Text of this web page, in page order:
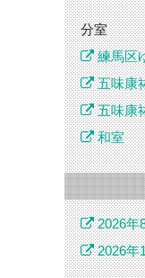
分室
練馬区
五味康
五味康
和室
2026年
2026年